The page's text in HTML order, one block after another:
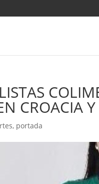
CROACIA
, portada